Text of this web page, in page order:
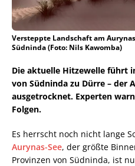
Versteppte Landschaft am
Südninda (Foto: Nils Kawomba)
Die aktuelle Hitzewelle führt
von Südninda zu Dürre – der
ausgetrocknet. Experten
Folgen.
Es herrscht noch nicht lange
Aurynas-See, der größte
Provinzen von Südninda, ist